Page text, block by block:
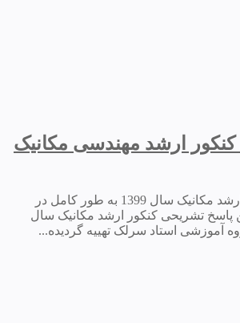
ارشد مهندسی مکانیک
پاسخ تشریحی کنکور ارشد مکانیک سال 1399 به طور کامل در
پاسخ تشریحی کنکور ارشد مکانیک سال